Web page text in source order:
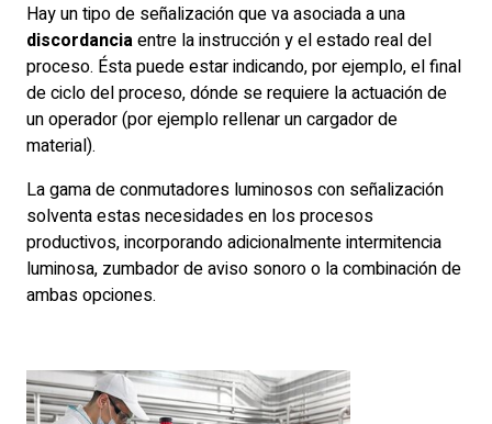
Hay un tipo de señalización que va asociada a una
discordanciaentre la instrucción y el estado real del
proceso. Ésta puede estar indicando, por ejemplo, el final
de ciclo del proceso, dónde se requiere la actuación de
un operador (por ejemplo rellenar un cargador de
material).
La gama de conmutadores luminosos con señalización
solventa estas necesidades en los procesos
productivos, incorporando adicionalmente intermitencia
luminosa, zumbador de aviso sonoro o la combinación de
ambas opciones.